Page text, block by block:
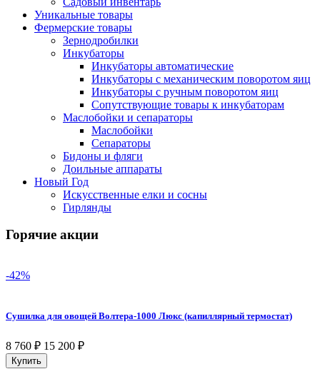
Уникальные товары
Фермерские товары
Зернодробилки
Инкубаторы
Инкубаторы автоматические
Инкубаторы с механическим поворотом яиц
Инкубаторы с ручным поворотом яиц
Сопутствующие товары к инкубаторам
Маслобойки и сепараторы
Маслобойки
Сепараторы
Бидоны и фляги
Доильные аппараты
Новый Год
Искусственные елки и сосны
Гирлянды
Горячие акции
-42%
Сушилка для овощей Волтера-1000 Люкс (капиллярный термостат)
8 760 ₽ 15 200 ₽
Купить